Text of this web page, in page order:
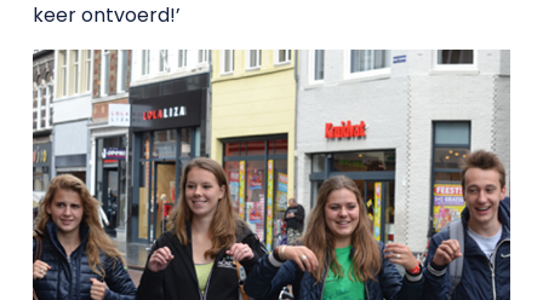
keer ontvoerd!’